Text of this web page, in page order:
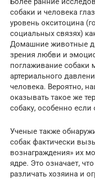
собаки и человека
уровень окситоцина
социальных связях)
Домашние животные
зрения любви и
поглаживание собаки
артериального
человека. Вероятно,
оказывать такое же
собаку, особенно если
Ученые также
собак фактически
вознаграждения» их
ядре. Это означает,
различать хозяина и